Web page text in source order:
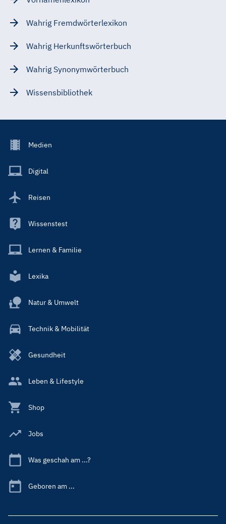
Wahrig Fremdwörterlexikon
Wahrig Herkunftswörterbuch
Wahrig Synonymwörterbuch
Wissensbibliothek
Footer
Main
Medien
Digital
Reisen
Wissenstest
Lernen & Familie
Lexika
Natur & Umwelt
Technik & Mobilität
Gesundheit
Leben & Lifestyle
Shop
Jobs
Was geschah am ...?
Geboren am ...